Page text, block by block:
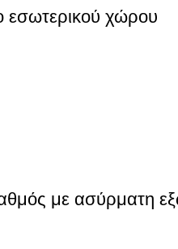
εσωτερικού χώρου
με ασύρματη